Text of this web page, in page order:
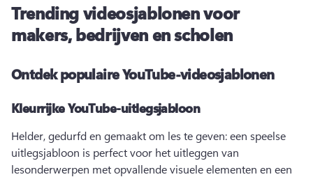
Trending videosjablonen voor
makers, bedrijven en scholen
Ontdek populaire YouTube-videosjablonen
Kleurrijke YouTube-uitlegsjabloon
Helder, gedurfd en gemaakt om les te geven: een speelse
uitlegsjabloon is perfect voor het uitleggen van
lesonderwerpen met opvallende visuele elementen en een